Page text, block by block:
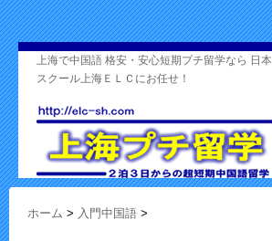
上海で中国語 格安・安心短期プチ留学なら 日
スクール上海ＥＬＣにお任せ！
ホーム > 入門中国語 >